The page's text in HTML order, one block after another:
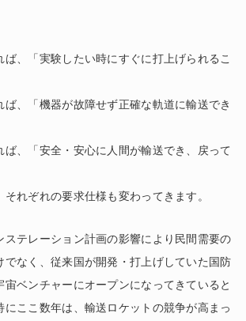
、「実験したい時にすぐに打上げられるこ
ば、「機器が故障せず正確な軌道に輸送でき
ば、「安全・安心に人間が輸送でき、戻って
それぞれの要求仕様も変わってきます。
ステレーション計画の影響により民間需要の
でなく、従来国が開発・打上げしていた国防
宙ベンチャーにオープンになってきていると
にここ数年は、輸送ロケットの競争が高まっ